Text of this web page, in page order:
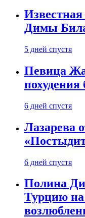
Димы
5 дней спустя
Певица
похудения
6 дней спустя
Лазарева
6 дней спустя
Полина
Турцию